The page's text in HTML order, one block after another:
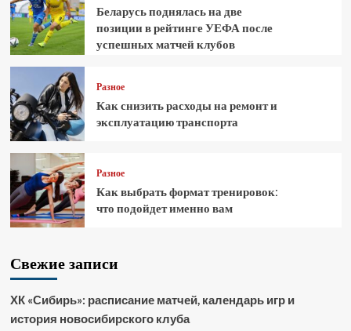
Беларусь поднялась на две
позиции в рейтинге УЕФА после
успешных матчей клубов
Разное
Как снизить расходы на ремонт и
эксплуатацию транспорта
Разное
Как выбрать формат тренировок:
что подойдет именно вам
Свежие записи
ХК «Сибирь»: расписание матчей, календарь игр и
история новосибирского клуба